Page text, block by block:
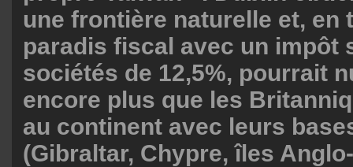
une frontière naturelle et, en
paradis fiscal avec un impôt
sociétés de 12,5%, pourrait
encore plus que les
au continent avec leurs
(Gibraltar, Chypre, îles